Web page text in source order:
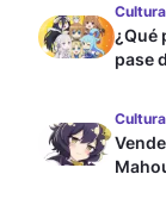
¿Qué
pase